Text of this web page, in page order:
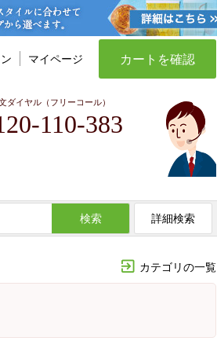
マイページ カートを確認
ダイヤル（フリーコール）
110-383
検索 詳細検索
カテゴリの一覧